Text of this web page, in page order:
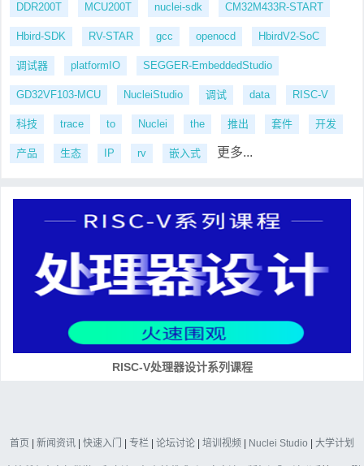
DDR200T MCU200T nuclei-sdk CM32M433R-START
Hbird-SDK RV-STAR gcc openocd HbirdV2-SoC
调试器 platformIO SEGGER-EmbeddedStudio
GD32VF103-MCU NucleiStudio 调试 data RISC-V
科技 trace to Nuclei the 推出 套件 开发
产品 生态 IP rv 嵌入式 更多...
RISC-V处理器设计系列课程
首页 新闻资讯 快速入门 专栏 论坛讨论 培训视频 Nuclei Studio 大学计划